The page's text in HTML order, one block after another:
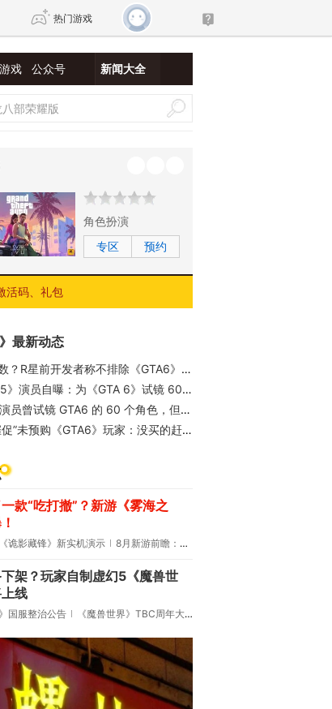
热门游戏
仙世界 新仙侠5
戏 公众号 新闻大全
角色扮演
专区
预约
活码、礼包
最新动态
R星前开发者称不排除《GTA6》还会再次跳票
演员自曝：为《GTA 6》试镜 60 个角色未获 R 星任何回复
试镜 GTA6 的 60 个角色，但未收到 Rockstar 的任何回复
”未预购《GTA6》玩家：没买的赶紧买！
款“吃打撤”？新游《雾海之
诡影藏锋》新实机演示 8月新游前瞻：《诡秘之主》领衔
架？玩家自制虚幻5《魔兽世
线
国服整治公告 《魔兽世界》TBC周年大更：双经典团本回归！